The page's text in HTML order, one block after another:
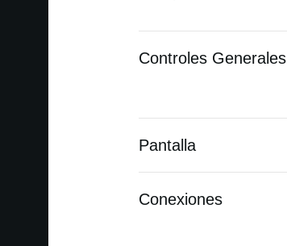
Controles Generales
Pantalla
Conexiones